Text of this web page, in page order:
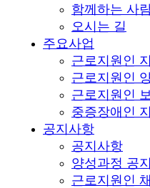
함께하는 사
오시는 길
주요사업
근로지원인
근로지원인
근로지원인
중증장애인
공지사항
공지사항
양성과정 공
근로지원인